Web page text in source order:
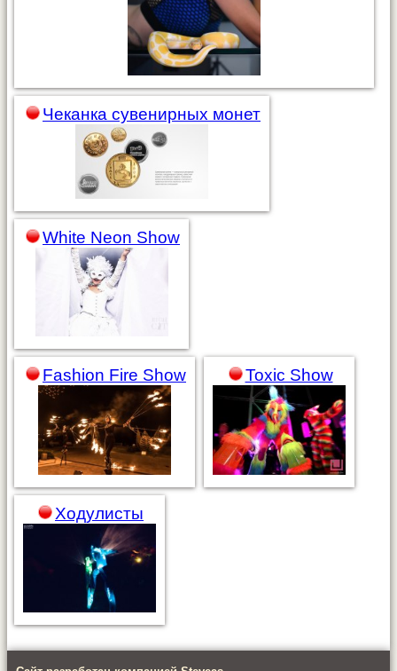
Чеканка сувенирных монет
White Neon Show
Fashion Fire Show Toxic Show
Ходулисты